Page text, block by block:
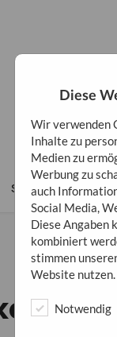
SPIRITUALITÄT
Diese
Wir verwenden
Inhalte zu
Medien zu
Werbung zu
auch
Social Media,
Diese Angaben
kombiniert
stimmen
Website nutzen.
Notwendig